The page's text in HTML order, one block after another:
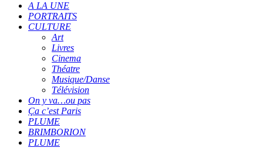
A LA UNE
PORTRAITS
CULTURE
Art
Livres
Cinema
Théatre
Musique/Danse
Télévision
On y va…ou pas
Ça c’est Paris
PLUME
BRIMBORION
PLUME